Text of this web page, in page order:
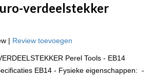
verdeelstekker
| Review toevoegen
Perel Tools - EB14
EB14 - Fysieke eigenschappen: -